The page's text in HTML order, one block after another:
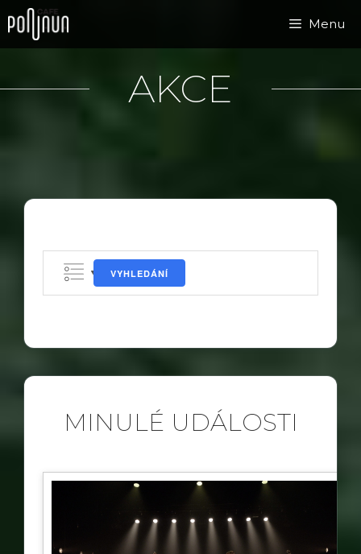
Přeskočit
na
obsah
Menu
AKCE
VYHLEDÁNÍ
MINULÉ UDÁLOSTI